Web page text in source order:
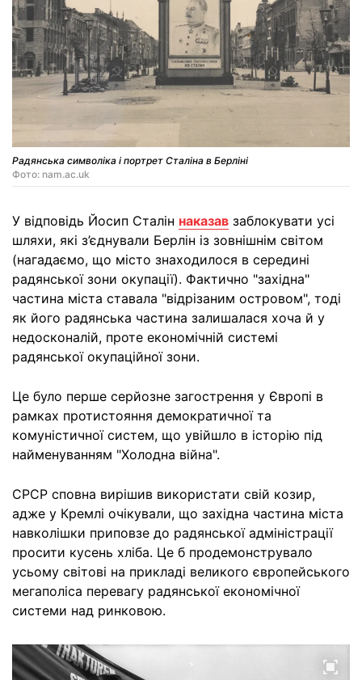
Радянська символіка і портрет Сталіна в Берліні
Фото: nam.ac.uk
У відповідь Йосип Сталін наказав заблокувати усі
шляхи, які з’єднували Берлін із зовнішнім світом
(нагадаємо, що місто знаходилося в середині
радянської зони окупації). Фактично "західна"
частина міста ставала "відрізаним островом", тоді
як його радянська частина залишалася хоча й у
недосконалій, проте економічній системі
радянської окупаційної зони.
Це було перше серйозне загострення у Європі в
рамках протистояння демократичної та
комуністичної систем, що увійшло в історію під
найменуванням "Холодна війна".
СРСР сповна вирішив використати свій козир,
адже у Кремлі очікували, що західна частина міста
навколішки приповзе до радянської адміністрації
просити кусень хліба. Це б продемонструвало
усьому світові на прикладі великого європейського
мегаполіса перевагу радянської економічної
системи над ринковою.